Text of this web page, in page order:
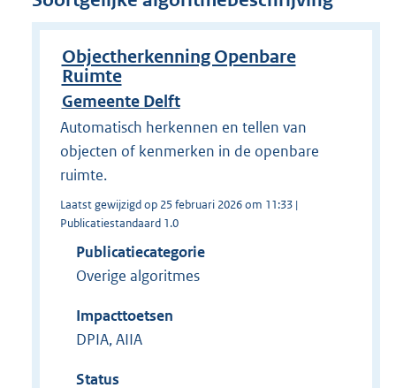
Objectherkenning Openbare
Ruimte
Gemeente Delft
Automatisch herkennen en tellen van
objecten of kenmerken in de openbare
ruimte.
Laatst gewijzigd op 25 februari 2026 om 11:33 |
Publicatiestandaard 1.0
Publicatiecategorie
Overige algoritmes
Impacttoetsen
DPIA, AIIA
Status